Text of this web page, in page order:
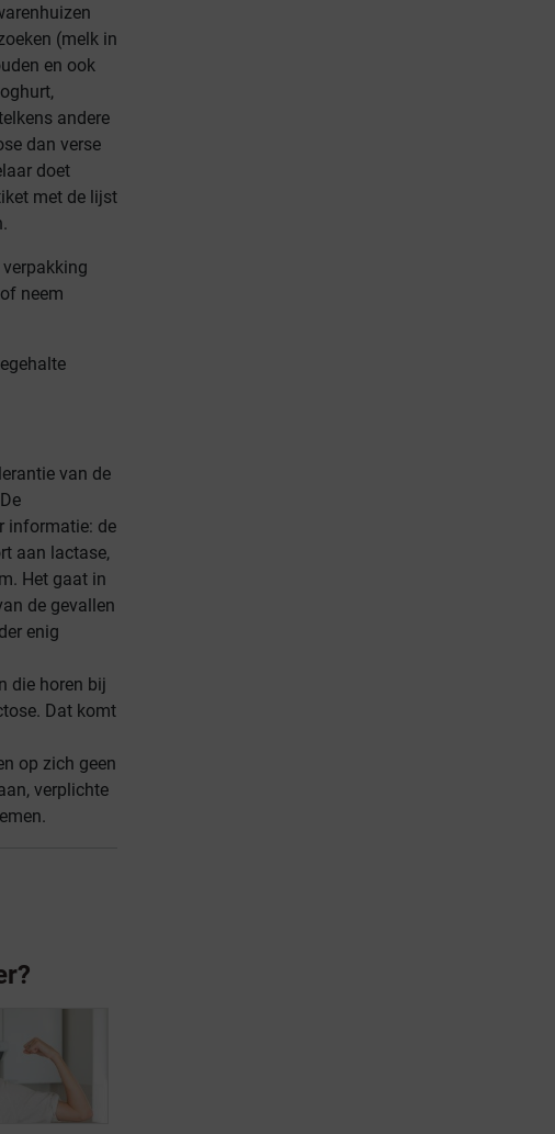
(melk in
en ook
andere
dan verse
doet
met de lijst
neem
van de
informatie: de
aan lactase,
Het gaat in
de gevallen
enig
die horen bij
Dat komt
op zich geen
verplichte